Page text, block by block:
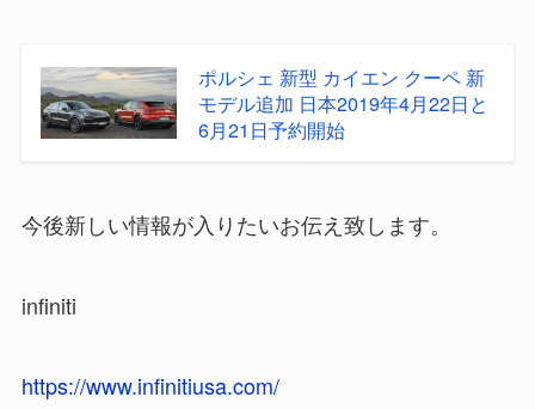
ポルシェ 新型 カイエン クーペ 新
モデル追加 日本2019年4月22日と
6月21日予約開始
今後新しい情報が入りたいお伝え致します。
infiniti
https://www.infinitiusa.com/